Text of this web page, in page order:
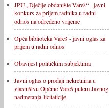
JPU „Dječije obdanište Vareš“ - javni
konkurs za prijem radnika u radni
odnos na određeno vrijeme
Opća biblioteka Vareš - javni oglas za
prijem u radni odnos
Obavijest političkim subjektima
Javni oglas o prodaji nekretnina u
vlasništvu Općine Vareš putem Javnog
nadmetanja-licitaticije